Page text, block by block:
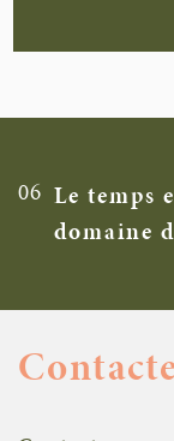
06 Le temps
domaine